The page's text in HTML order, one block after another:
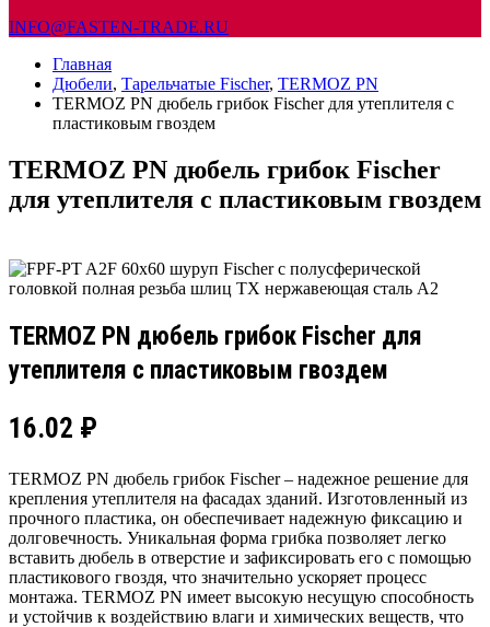
INFO@FASTEN-TRADE.RU
Главная
Дюбели, Тарельчатые Fischer, TERMOZ PN
TERMOZ PN дюбель грибок Fischer для утеплителя с
пластиковым гвоздем
TERMOZ PN дюбель грибок Fischer
для утеплителя с пластиковым гвоздем
TERMOZ PN дюбель грибок Fischer для
утеплителя с пластиковым гвоздем
16.02 ₽
TERMOZ PN дюбель грибок Fischer – надежное решение для
крепления утеплителя на фасадах зданий. Изготовленный из
прочного пластика, он обеспечивает надежную фиксацию и
долговечность. Уникальная форма грибка позволяет легко
вставить дюбель в отверстие и зафиксировать его с помощью
пластикового гвоздя, что значительно ускоряет процесс
монтажа. TERMOZ PN имеет высокую несущую способность
и устойчив к воздействию влаги и химических веществ, что